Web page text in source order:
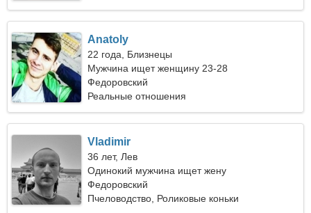
Anatoly
22 года, Близнецы
Мужчина ищет женщину 23-28
Федоровский
Реальные отношения
Vladimir
36 лет, Лев
Одинокий мужчина ищет жену
Федоровский
Пчеловодство, Роликовые коньки